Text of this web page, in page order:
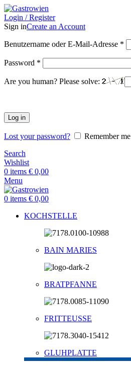
Login / Register
Sign inCreate an Account
Benutzername oder E-Mail-Adresse *
Password *
Are you human? Please solve:
Log in
Lost your password?
Remember me
Search
Wishlist
0 items € 0,00
Menu
0 items € 0,00
KOCHSTELLE
BAIN MARIES
BRATPFANNE
FRITTEUSSE
GLUHPLATTE